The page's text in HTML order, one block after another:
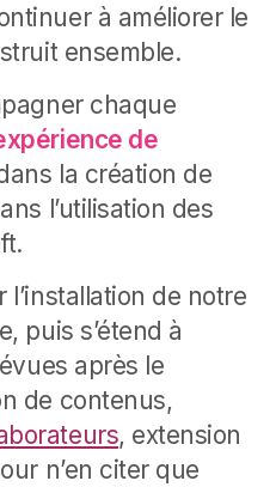
à améliorer le
ensemble.
chaque
de
la création de
l’utilisation des
de notre
puis s’étend à
après le
de contenus,
, extension
n’en citer que